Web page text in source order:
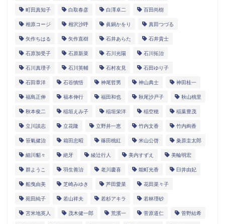
町田真知子 白取春彦 白澤卓二 百田尚樹
相原コージ 相沢沙呼 眞鍋かをり 真田つづる
矢作ちはる 矢作直樹 石井あらた 石井貴士
石原加受子 石原新菜 石川光陽 石川拓治
石川真理子 石川英輔 石村友見 石田ゆり子
石田章洋 石谷慎悟 神尾哲男 神山典士 神田桂一
福島正伸 福本伸行 福田和也 秋尾沙戸子 秋山桃里
秋本俊二 稲垣えみ子 稲垣栄洋 稲空穂 稲葉豊茂
立川談志 立花隆 立野井一恵 竹内文香 竹内絢香
笹氣健治 箱田忠昭 篠田桃紅 米山公啓 粂原圭太郎
細川貂々 絶牙 綾辻行人 美内すずえ 美輪明宏
群ようこ 羽生善治 老川慶喜 能町光香 臼井由妃
船曳由美 芝崎みゆき 芦田愛菜 花田菜々子
苑田純子 若山祥夫 若杉アキラ 若林理砂
苫米地英人 茂木健一郎 荒濱一 菅原道仁 菅野結希